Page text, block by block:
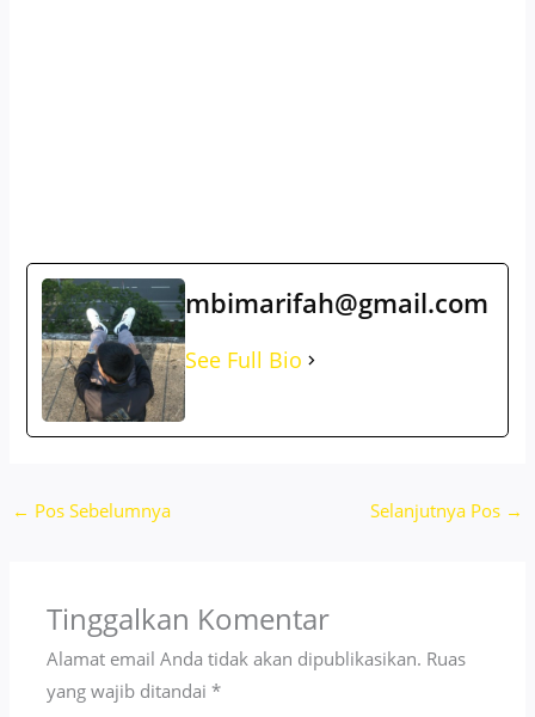
mbimarifah@gmail.com
See Full Bio
← Pos Sebelumnya Selanjutnya Pos →
Tinggalkan Komentar
Alamat email Anda tidak akan dipublikasikan. Ruas
yang wajib ditandai*